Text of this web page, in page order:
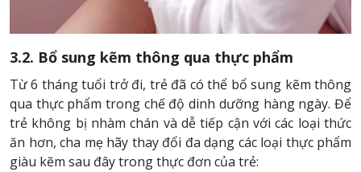
3.2. Bổ sung kẽm thông qua thực phẩm
Từ 6 tháng tuổi trở đi, trẻ đã có thể bổ sung kẽm thông
qua thực phẩm trong chế độ dinh dưỡng hàng ngày. Để
trẻ không bị nhàm chán và dễ tiếp cận với các loại thức
ăn hơn, cha mẹ hãy thay đổi đa dạng các loại thực phẩm
giàu kẽm sau đây trong thực đơn của trẻ: